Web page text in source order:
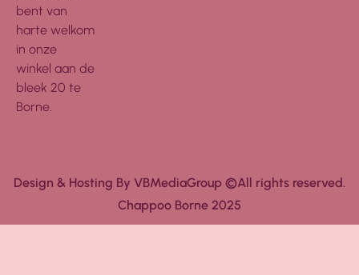
bent van
harte welkom
in onze
winkel aan de
bleek 20 te
Borne.
Design & Hosting By VBMediaGroup ©All rights reserved.
Chappoo Borne 2025